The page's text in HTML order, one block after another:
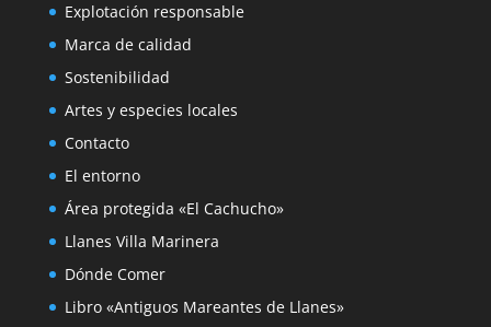
Explotación responsable
Marca de calidad
Sostenibilidad
Artes y especies locales
Contacto
El entorno
Área protegida «El Cachucho»
Llanes Villa Marinera
Dónde Comer
Libro «Antiguos Mareantes de Llanes»